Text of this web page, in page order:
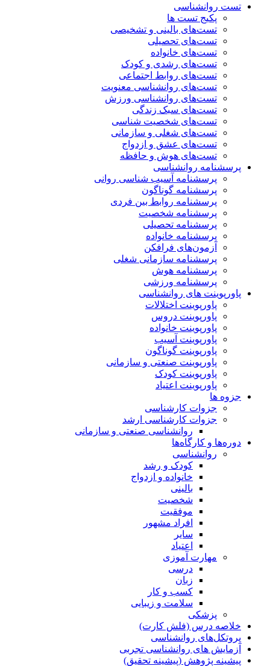
تست روانشناسی
پکیج تست ها
تست‌های بالینی و تشخیصی
تست‌های تحصیلی
تست‌های خانواده
تست‌های رشدی و کودک
تست‌های روابط اجتماعی
تست‌های روانشناسی معنویت
تست‌های روانشناسی ورزش
تست‌های سبک زندگی
تست‌های شخصیت شناسی
تست‌های شغلی و سازمانی
تست‌های عشق و ازدواج
تست‌های هوش و حافظه
پرسشنامه روانشناسی
پرسشنامه آسیب شناسی روانی
پرسشنامه گوناگون
پرسشنامه روابط بین فردی
پرسشنامه شخصیت
پرسشنامه تحصیلی
پرسشنامه خانواده
آزمون‌های فرافکن
پرسشنامه سازمانی شغلی
پرسشنامه هوش
پرسشنامه ورزشی
پاورپوینت های روانشناسی
پاورپوینت اختلالات
پاورپوینت دروس
پاورپوینت خانواده
پاورپوینت آسیب
پاورپوینت گوناگون
پاورپوینت صنعتی و سازمانی
پاورپوینت کودک
پاورپوینت اعتیاد
جزوه ها
جزوات کارشناسی
جزوات کارشناسی ارشد
روانشناسی صنعتی و سازمانی
دوره‌ها و کارگاه‌ها
روانشناسی
کودک و رشد
خانواده و ازدواج
بالینی
شخصیت
موفقیت
افراد مشهور
سایر
اعتیاد
مهارت آموزی
درسی
زبان
کسب و کار
سلامت و زیبایی
پزشکی
خلاصه درس (فلش کارت)
پروتکل‌های روانشناسی
آزمایش های روانشناسی تجربی
پیشینه پژوهش (پیشینه تحقیق)